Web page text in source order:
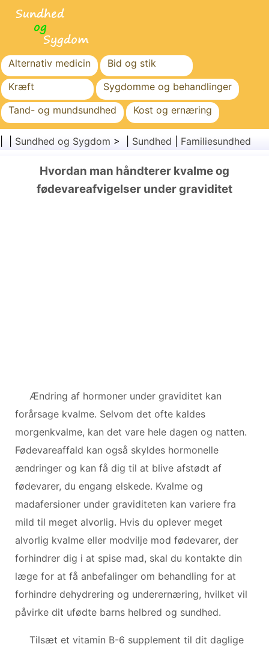
Alternativ medicin
Bid og stik
Kræft
Sygdomme og behandlinger
Tand- og mundsundhed
Kost og ernæring
Familiesundhed
Sundhedssektoren
Sundhed og Sygdom > | Sundhed Familiesundhed
Hvordan man håndterer kvalme og
fødevareafvigelser under graviditet
Ændring af hormoner under graviditet kan
forårsage kvalme. Selvom det ofte kaldes
morgenkvalme, kan det vare hele dagen og natten.
Fødevareaffald kan også skyldes hormonelle
ændringer og kan få dig til at blive afstødt af
fødevarer, du engang elskede. Kvalme og
madafersioner under graviditeten kan variere fra
mild til meget alvorlig. Hvis du oplever meget
alvorlig kvalme eller modvilje mod fødevarer, der
forhindrer dig i at spise mad, skal du kontakte din
læge for at få anbefalinger om behandling for at
forhindre dehydrering og underernæring, hvilket vil
påvirke dit ufødte barns helbred og sundhed.
Tilsæt et vitamin B-6 supplement til dit daglige